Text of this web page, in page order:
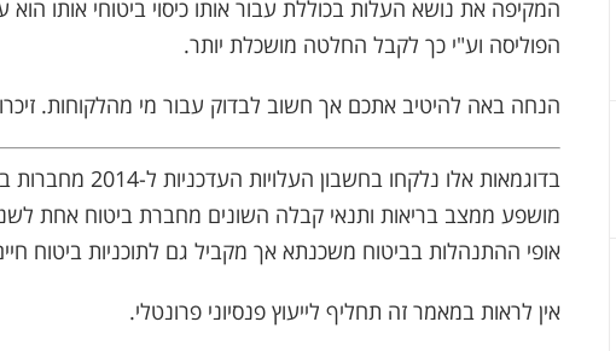
המקיפה את נושא העלות בכוללת עבור אותו כיסוי ביטוחי אותו
הפוליסה וע"י כך לקבל החלטה מושכלת יותר.
הנחה באה להיטיב אתכם אך חשוב לבדוק עבור מי מהלקוחות. זיכרו
בדוגמאות אלו נלקחו
מושפע ממצב בריאות ותנאי קבלה השונים מחברת ביטוח אחת
אופי ההתנהלות בביטוח משכנתא אך מקביל גם לתוכניות ביטוח
אין לראות במאמר זה תחליף לייעוץ פנסיוני פרונטלי.